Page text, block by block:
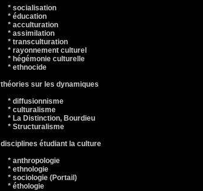
* socialisation
* éducation
* acculturation
* assimilation
* transculturation
* rayonnement culturel
* hégémonie culturelle
* ethnocide
théories sur les dynamiques
* diffusionnisme
* culturalisme
* La Distinction, Bourdieu
* Structuralisme
disciplines étudiant la culture
* anthropologie
* ethnologie
* sociologie (Portail)
* éthologie